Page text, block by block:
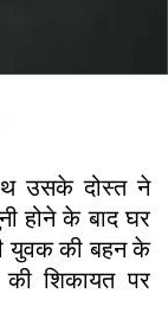
उसके दोस्त ने
होने के बाद घर
युवक की बहन के
शिकायत पर